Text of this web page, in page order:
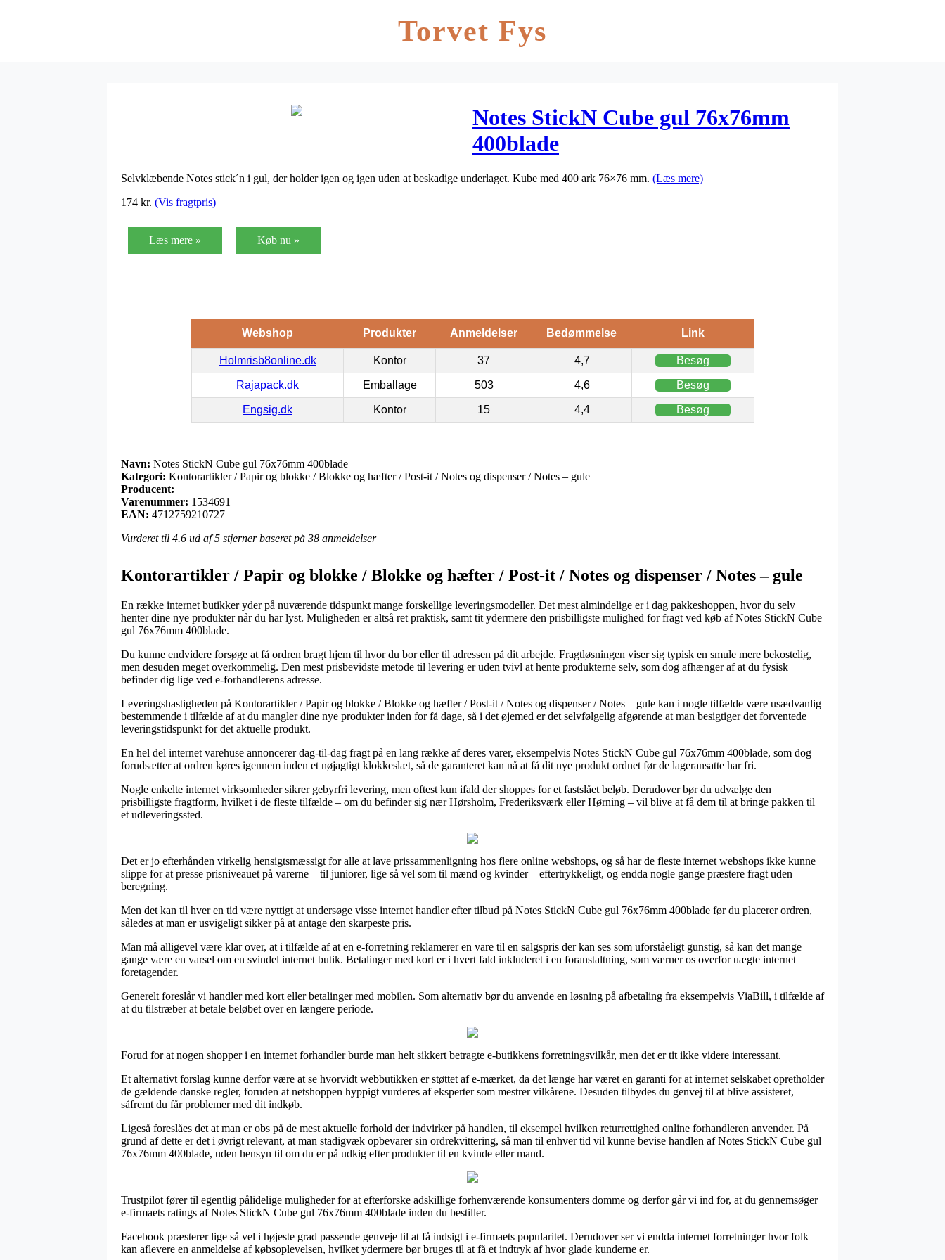
Torvet Fys
Notes StickN Cube gul 76x76mm
400blade
Selvklæbende Notes stick´n i gul, der holder igen og igen uden at beskadige underlaget. Kube med 400 ark 76×76 mm. (Læs mere)
174 kr. (Vis fragtpris)
Læs mere » Køb nu »
Webshop Produkter Anmeldelser Bedømmelse Link
Holmrisb8online.dk Kontor 37 4,7 Besøg
Rajapack.dk Emballage 503 4,6 Besøg
Engsig.dk Kontor 15 4,4 Besøg
Navn: Notes StickN Cube gul 76x76mm 400blade
Kategori: Kontorartikler / Papir og blokke / Blokke og hæfter / Post-it / Notes og dispenser / Notes – gule
Producent:
Varenummer: 1534691
EAN: 4712759210727
Vurderet til 4.6 ud af 5 stjerner baseret på 38 anmeldelser
Kontorartikler / Papir og blokke / Blokke og hæfter / Post-it / Notes og dispenser / Notes – gule
En række internet butikker yder på nuværende tidspunkt mange forskellige leveringsmodeller. Det mest almindelige er i dag pakkeshoppen, hvor du selv
henter dine nye produkter når du har lyst. Muligheden er altså ret praktisk, samt tit ydermere den prisbilligste mulighed for fragt ved køb af Notes StickN Cube
gul 76x76mm 400blade.
Du kunne endvidere forsøge at få ordren bragt hjem til hvor du bor eller til adressen på dit arbejde. Fragtløsningen viser sig typisk en smule mere bekostelig,
men desuden meget overkommelig. Den mest prisbevidste metode til levering er uden tvivl at hente produkterne selv, som dog afhænger af at du fysisk
befinder dig lige ved e-forhandlerens adresse.
Leveringshastigheden på Kontorartikler / Papir og blokke / Blokke og hæfter / Post-it / Notes og dispenser / Notes – gule kan i nogle tilfælde være usædvanlig
bestemmende i tilfælde af at du mangler dine nye produkter inden for få dage, så i det øjemed er det selvfølgelig afgørende at man besigtiger det forventede
leveringstidspunkt for det aktuelle produkt.
En hel del internet varehuse annoncerer dag-til-dag fragt på en lang række af deres varer, eksempelvis Notes StickN Cube gul 76x76mm 400blade, som dog
forudsætter at ordren køres igennem inden et nøjagtigt klokkeslæt, så de garanteret kan nå at få dit nye produkt ordnet før de lageransatte har fri.
Nogle enkelte internet virksomheder sikrer gebyrfri levering, men oftest kun ifald der shoppes for et fastslået beløb. Derudover bør du udvælge den
prisbilligste fragtform, hvilket i de fleste tilfælde – om du befinder sig nær Hørsholm, Frederiksværk eller Hørning – vil blive at få dem til at bringe pakken til
et udleveringssted.
Det er jo efterhånden virkelig hensigtsmæssigt for alle at lave prissammenligning hos flere online webshops, og så har de fleste internet webshops ikke kunne
slippe for at presse prisniveauet på varerne – til juniorer, lige så vel som til mænd og kvinder – eftertrykkeligt, og endda nogle gange præstere fragt uden
beregning.
Men det kan til hver en tid være nyttigt at undersøge visse internet handler efter tilbud på Notes StickN Cube gul 76x76mm 400blade før du placerer ordren,
således at man er usvigeligt sikker på at antage den skarpeste pris.
Man må alligevel være klar over, at i tilfælde af at en e-forretning reklamerer en vare til en salgspris der kan ses som uforståeligt gunstig, så kan det mange
gange være en varsel om en svindel internet butik. Betalinger med kort er i hvert fald inkluderet i en foranstaltning, som værner os overfor uægte internet
foretagender.
Generelt foreslår vi handler med kort eller betalinger med mobilen. Som alternativ bør du anvende en løsning på afbetaling fra eksempelvis ViaBill, i tilfælde af
at du tilstræber at betale beløbet over en længere periode.
Forud for at nogen shopper i en internet forhandler burde man helt sikkert betragte e-butikkens forretningsvilkår, men det er tit ikke videre interessant.
Et alternativt forslag kunne derfor være at se hvorvidt webbutikken er støttet af e-mærket, da det længe har været en garanti for at internet selskabet opretholder
de gældende danske regler, foruden at netshoppen hyppigt vurderes af eksperter som mestrer vilkårene. Desuden tilbydes du genvej til at blive assisteret,
såfremt du får problemer med dit indkøb.
Ligeså foreslåes det at man er obs på de mest aktuelle forhold der indvirker på handlen, til eksempel hvilken returrettighed online forhandleren anvender. På
grund af dette er det i øvrigt relevant, at man stadigvæk opbevarer sin ordrekvittering, så man til enhver tid vil kunne bevise handlen af Notes StickN Cube gul
76x76mm 400blade, uden hensyn til om du er på udkig efter produkter til en kvinde eller mand.
Trustpilot fører til egentlig pålidelige muligheder for at efterforske adskillige forhenværende konsumenters domme og derfor går vi ind for, at du gennemsøger
e-firmaets ratings af Notes StickN Cube gul 76x76mm 400blade inden du bestiller.
Facebook præsterer lige så vel i højeste grad passende genveje til at få indsigt i e-firmaets popularitet. Derudover ser vi endda internet forretninger hvor folk
kan aflevere en anmeldelse af købsoplevelsen, hvilket ydermere bør bruges til at få et indtryk af hvor glade kunderne er.